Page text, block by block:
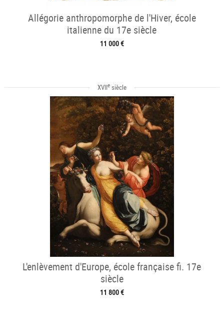
Allégorie anthropomorphe de l'Hiver, école
italienne du 17e siècle
11 000 €
XVIIesiècle
L'enlèvement d'Europe, école française fi. 17e
siècle
11 800 €